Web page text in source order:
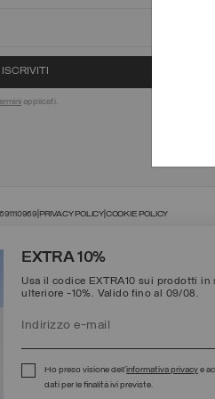
EXTRA 10%
Usa il codice EXTRA10 sui prodotti in
ulteriore -10%. Valido fino al 09/08.
Ho preso visione dell’informativa privacye
dati per le finalità ivi previste.
applicati.
PRIVACY POLICYCOOKIE POLICY